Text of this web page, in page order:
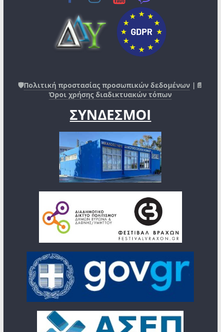
🛡️Πολιτική προστασίας προσωπικών δεδομένων |📄
Όροι χρήσης διαδικτυακών τόπων
ΣΥΝΔΕΣΜΟΙ